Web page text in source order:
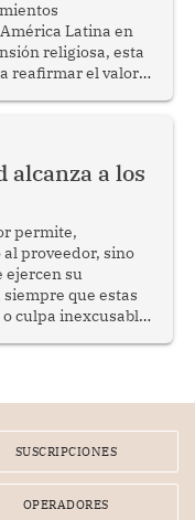
Latina en
religiosa, esta
reafirmar el valor
cohesión
alcanza a los
permite,
proveedor, sino
ejercen su
que estas
culpa inexcusable
and greet con
SUSCRIPCIONES
OPERADORES